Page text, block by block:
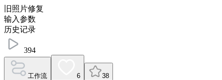
旧照片修复
输入参数
历史记录
394
工作流 6 38